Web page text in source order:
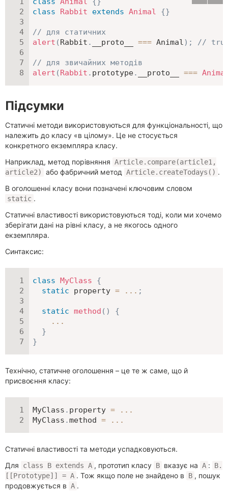
class
Rabbit extends Animal {}
// для статичних
alert (Rabbit . __proto__ === Animal) ; //
// для звичайних методів
alert (Rabbit . prototype. __proto__ ===
Підсумки
Статичні методи використовуються для функціональності, що
належить до класу «в цілому». Це не стосується
конкретного екземпляра класу.
Наприклад, метод порівняння Article.compare(article1,
article2)
або фабричний метод Article.createTodays() .
В оголошенні класу вони позначені ключовим словом
static .
Статичні властивості використовуються тоді, коли ми хочемо
зберігати дані на рівні класу, а не якогось одного
екземпляра.
Синтаксис:
class MyClass
{
static property = ... ;
static method ( )
{
...
}
}
Технічно, статичне оголошення – це те ж саме, що й
присвоєння класу:
MyClass . property =
...
MyClass .method = ...
Статичні властивості та методи успадковуються.
Для
class B extends A , прототип класу B вказує на A :
B.
[[Prototype]] = A . Тож якщо поле не знайдено в B , пошук
продовжується в A .